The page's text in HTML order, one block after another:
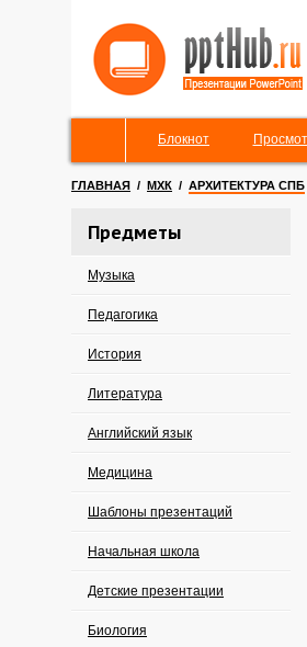
Блокнот
ГЛАВНАЯ / МХК / АРХИТЕКТУРА СПБ
Предметы
Музыка
Педагогика
История
Литература
Английский язык
Медицина
Шаблоны презентаций
Начальная школа
Детские презентации
Биология